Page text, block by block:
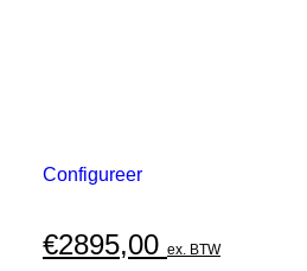
Configureer
€2895,00 ex. BTW